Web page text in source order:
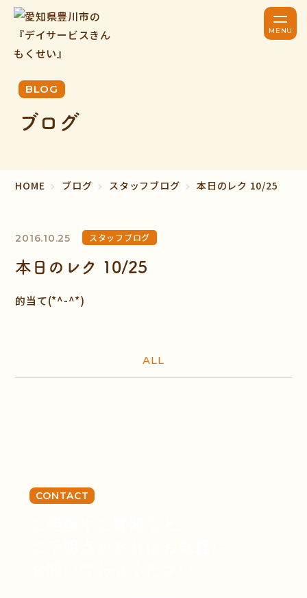
BLOG
ブログ
HOME ブログ スタッフブログ 本日のレク 10/25
2016.10.25 スタッフブログ
本日のレク 10/25
的当て(*^-^*)
ALL
CONTACT